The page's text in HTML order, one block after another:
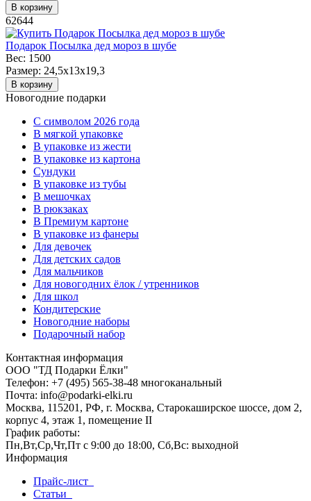
В корзину
62644
Подарок Посылка дед мороз в шубе
Вес: 1500
Размер: 24,5x13x19,3
В корзину
Новогодние подарки
C символом 2026 года
В мягкой упаковке
В упаковке из жести
В упаковке из картона
Сундуки
В упаковке из тубы
В мешочках
В рюкзаках
В Премиум картоне
В упаковке из фанеры
Для девочек
Для детских садов
Для мальчиков
Для новогодних ёлок / утренников
Для школ
Кондитерские
Новогодние наборы
Подарочный набор
Контактная информация
ООО "ТД Подарки Ёлки"
Телефон: +7 (495) 565-38-48 многоканальный
Почта: info@podarki-elki.ru
Москва, 115201, РФ, г. Москва, Старокаширское шоссе, дом 2,
корпус 4, этаж 1, помещение II
График работы:
Пн,Вт,Ср,Чт,Пт с 9:00 до 18:00, Сб,Вс: выходной
Информация
Прайс-лист
Статьи